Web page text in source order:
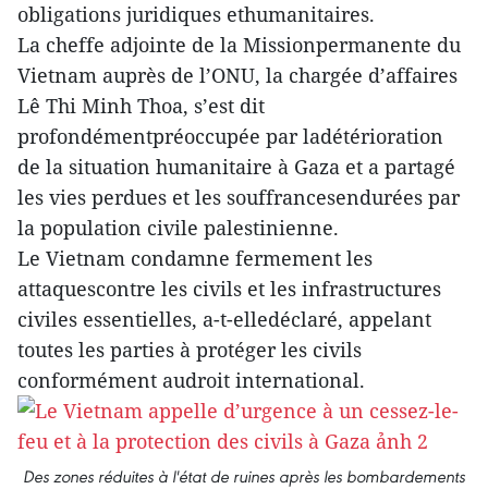
obligations juridiques ethumanitaires.
La cheffe adjointe de la Missionpermanente du
Vietnam auprès de l’ONU, la chargée d’affaires
Lê Thi Minh Thoa, s’est dit
profondémentpréoccupée par ladétérioration
de la situation humanitaire à Gaza et a partagé
les vies perdues et les souffrancesendurées par
la population civile palestinienne.
Le Vietnam condamne fermement les
attaquescontre les civils et les infrastructures
civiles essentielles, a-t-elledéclaré, appelant
toutes les parties à protéger les civils
conformément audroit international.
Des zones réduites à l'état de ruines après les bombardements